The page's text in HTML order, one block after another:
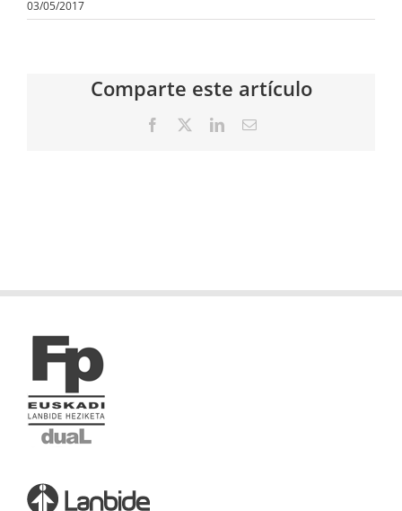
03/05/2017
Comparte este artículo
Facebook LinkedInCorreo